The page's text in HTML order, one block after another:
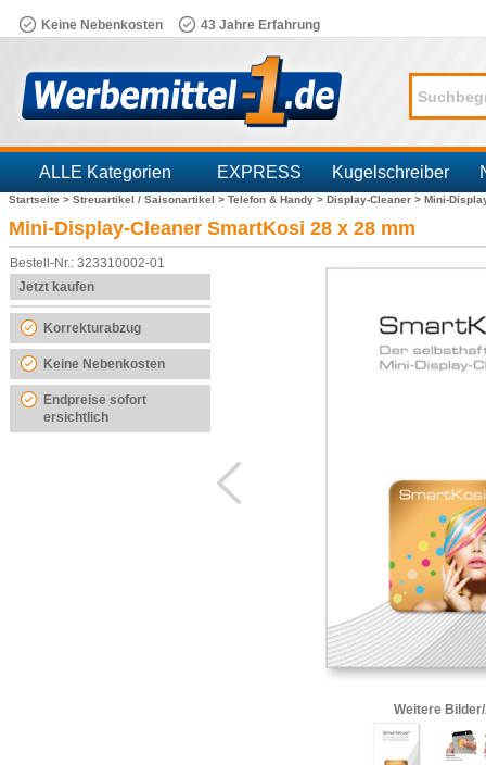
Keine Nebenkosten 43 Jahre Erfahrung
ALLE Kategorien EXPRESS Kugelschreiber
Branchen
Startseite > Streuartikel / Saisonartikel > Telefon & Handy > Display-Cleaner > Mini-
Mini-Display-Cleaner SmartKosi 28 x 28 mm
Bestell-Nr.: 323310002-01
Jetzt kaufen
Korrekturabzug
Keine Nebenkosten
Endpreise sofort
ersichtlich
Weitere